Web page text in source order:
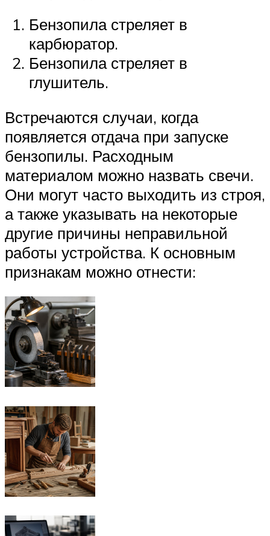
Бензопила стреляет в
карбюратор.
Бензопила стреляет в
глушитель.
Встречаются случаи, когда
появляется отдача при запуске
бензопилы. Расходным
материалом можно назвать свечи.
Они могут часто выходить из строя,
а также указывать на некоторые
другие причины неправильной
работы устройства. К основным
признакам можно отнести: